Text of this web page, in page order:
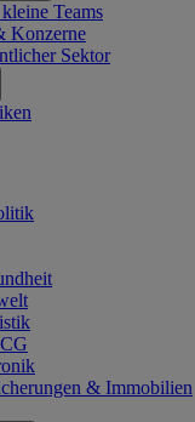
Teams
Konzerne
Sektor
& Immobilien